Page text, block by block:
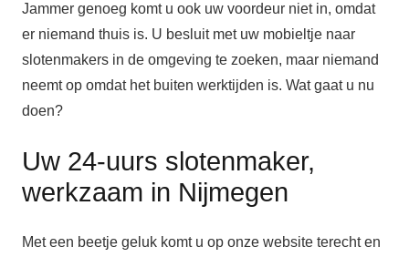
Jammer genoeg komt u ook uw voordeur niet in, omdat
er niemand thuis is. U besluit met uw mobieltje naar
slotenmakers in de omgeving te zoeken, maar niemand
neemt op omdat het buiten werktijden is. Wat gaat u nu
doen?
Uw 24-uurs slotenmaker,
werkzaam in Nijmegen
Met een beetje geluk komt u op onze website terecht en